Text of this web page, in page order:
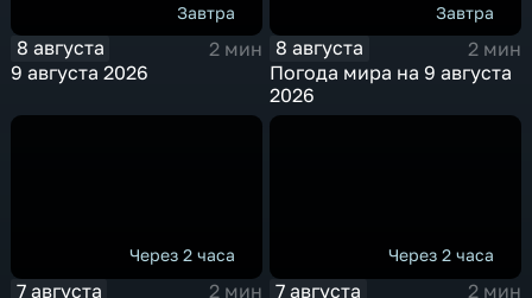
Завтра
8 августа
2 мин
9 августа 2026
Завтра
8 августа
2 мин
Погода мира на 9 августа
2026
Через 2 часа
7 августа
2 мин
Через 2 часа
7 августа
2 мин